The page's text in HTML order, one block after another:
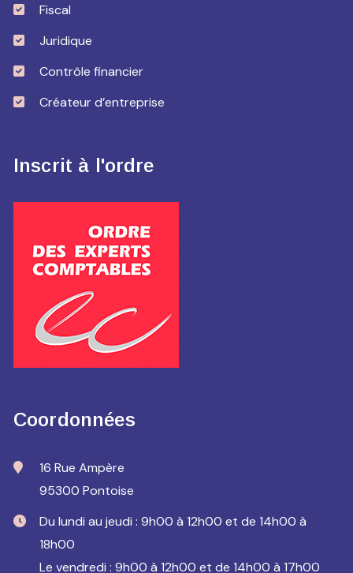
Fiscal
Juridique
Contrôle financier
Créateur d’entreprise
Inscrit à l'ordre
Coordonnées
16 Rue Ampère
95300 Pontoise
Du lundi au jeudi : 9h00 à 12h00 et de 14h00 à
18h00
Le vendredi : 9h00 à 12h00 et de 14h00 à 17h00